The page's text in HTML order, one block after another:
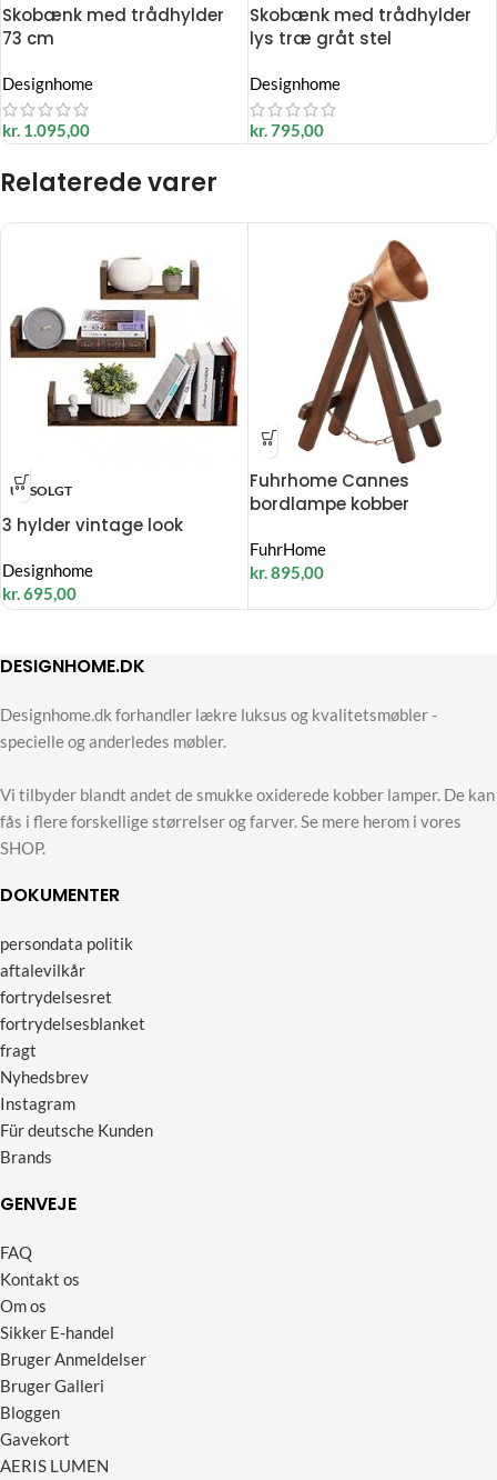
Skobænk med trådhylder
73 cm
Designhome
kr. 1.095,00
Skobænk med trådhylder
lys træ gråt stel
Designhome
kr.795,00
Relaterede varer
UDSOLGT
3 hylder vintage look
Designhome
kr.695,00
Fuhrhome Cannes
bordlampe kobber
FuhrHome
kr.895,00
DESIGNHOME.DK
Designhome.dk forhandler lækre luksus og kvalitetsmøbler -
specielle og anderledes møbler.
Vi tilbyder blandt andet de smukke oxiderede kobber lamper. De kan
fås i flere forskellige størrelser og farver. Se mere herom i vores
SHOP.
DOKUMENTER
persondata politik
aftalevilkår
fortrydelsesret
fortrydelsesblanket
fragt
Nyhedsbrev
Instagram
Für deutsche Kunden
Brands
GENVEJE
FAQ
Kontakt os
Om os
Sikker E-handel
Bruger Anmeldelser
Bruger Galleri
Bloggen
Gavekort
AERIS LUMEN